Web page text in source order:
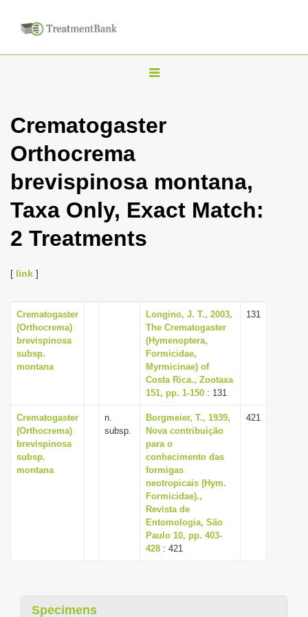
T
g
a
t
i
o
n
Crematogaster
Orthocrema
brevispinosa montana,
Taxa Only, Exact Match:
2 Treatments
[ link ]
Crematogaster
(Orthocrema)
brevispinosa
subsp.
montana
Longino, J. T., 2003,
The Crematogaster
(Hymenoptera,
Formicidae,
Myrmicinae) of
Costa Rica., Zootaxa
151, pp. 1-150 : 131
131
Crematogaster
(Orthocrema)
brevispinosa
subsp.
montana
n.
subsp.
Borgmeier, T., 1939,
Nova contribuição
para o
conhecimento das
formigas
neotropicais (Hym.
Formicidae).,
Revista de
Entomologia, São
Paulo 10, pp. 403-
428 : 421
421
Specimens